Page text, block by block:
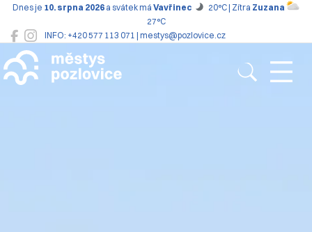
INFO: +420 577 113 071 | mestys@pozlovice.cz
Dnes je 10. srpna 2026a svátek má Vavřinec 20°C | Zítra Zuzana
27°C
Pozlovice